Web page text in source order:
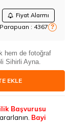
Fiyat Alarmı
Parapuan : 4367 ?
hem de fotoğraf
Sihirli Ayna.
EKLE
Başvurusu
Bayi